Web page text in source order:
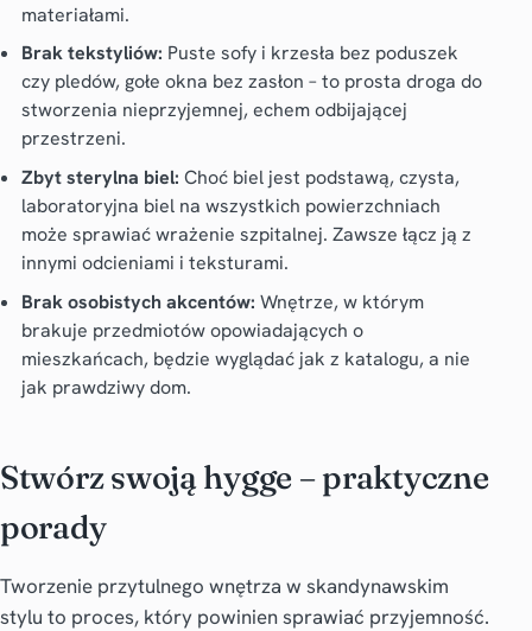
materiałami.
Brak tekstyliów: Puste sofy i krzesła bez poduszek
czy pledów, gołe okna bez zasłon – to prosta droga do
stworzenia nieprzyjemnej, echem odbijającej
przestrzeni.
Zbyt sterylna biel: Choć biel jest podstawą, czysta,
laboratoryjna biel na wszystkich powierzchniach
może sprawiać wrażenie szpitalnej. Zawsze łącz ją z
innymi odcieniami i teksturami.
Brak osobistych akcentów: Wnętrze, w którym
brakuje przedmiotów opowiadających o
mieszkańcach, będzie wyglądać jak z katalogu, a nie
jak prawdziwy dom.
Stwórz swoją hygge – praktyczne
porady
Tworzenie przytulnego wnętrza w skandynawskim
stylu to proces, który powinien sprawiać przyjemność.